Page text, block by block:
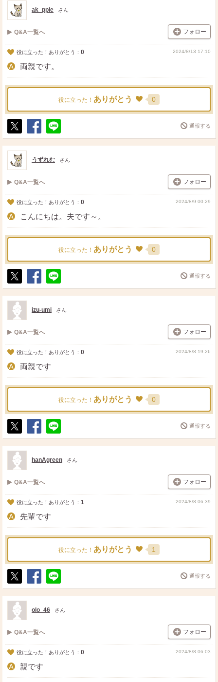
ト
ak_pple さん
Q&A一覧へ フォロー
役に立った！ありがとう： 0 2024/8/13 17:10
両親です。
役に立った！ ありがとう 0
ポ
ス
ト
シ
ェ
送
る
通報する
うずれむ さん
Q&A一覧へ フォロー
役に立った！ありがとう： 0 2024/8/9 00:29
こんにちは。夫です～。
役に立った！ ありがとう 0
ポ
ス
ト
シ
ェ
送
る
通報する
izu-umi さん
Q&A一覧へ フォロー
役に立った！ありがとう： 0 2024/8/8 19:26
両親です
役に立った！ ありがとう 0
ポ
ス
ト
シ
ェ
送
る
通報する
hanAgreen さん
Q&A一覧へ フォロー
役に立った！ありがとう： 1 2024/8/8 06:39
先輩です
役に立った！ ありがとう 1
ポ
ス
ト
シ
ェ
送
る
通報する
olo_46 さん
Q&A一覧へ フォロー
役に立った！ありがとう： 0 2024/8/8 06:03
親です